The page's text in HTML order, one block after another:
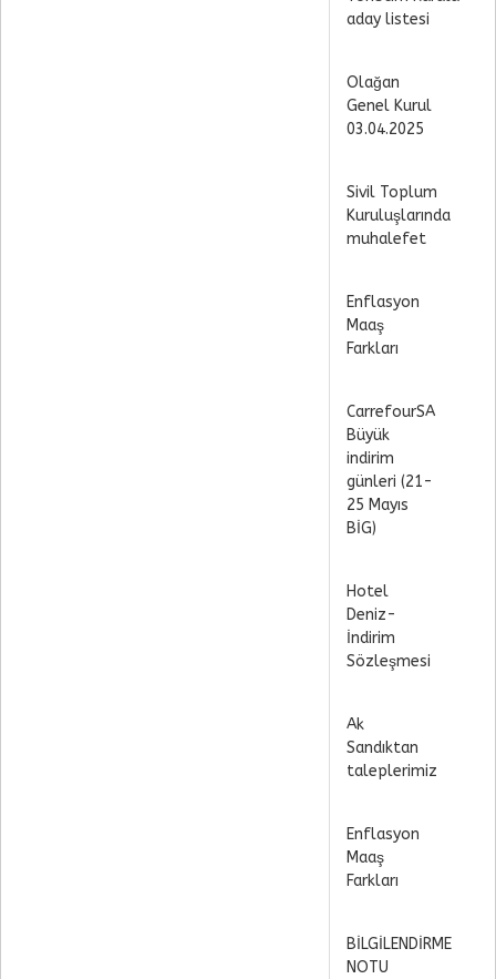
aday listesi
Olağan
Genel Kurul
03.04.2025
Sivil Toplum
Kuruluşlarında
muhalefet
Enflasyon
Maaş
Farkları
CarrefourSA
Büyük
indirim
günleri (21-
25 Mayıs
BİG)
Hotel
Deniz-
İndirim
Sözleşmesi
Ak
Sandıktan
taleplerimiz
Enflasyon
Maaş
Farkları
BİLGİLENDİRME
NOTU